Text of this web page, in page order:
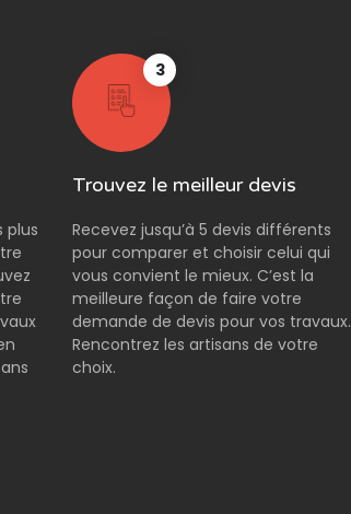
plus
3
Trouvez le meilleur devis
Recevez jusqu’à 5 devis différents
pour comparer et choisir celui qui
vous convient le mieux. C’est la
meilleure façon de faire votre
demande de devis pour vos travaux.
Rencontrez les artisans de votre
choix.